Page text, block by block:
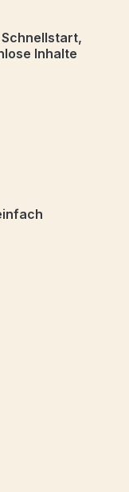
Inhalte